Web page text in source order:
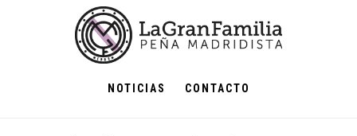
NOTICIAS CONTACTO